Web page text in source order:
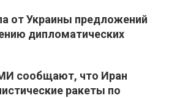
от Украины предложений
дипломатических
сообщают, что Иран
ракеты по